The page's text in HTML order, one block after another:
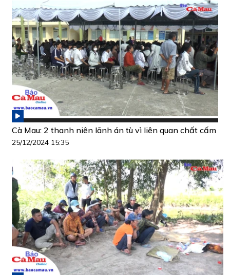
Cà Mau: 2 thanh niên lãnh án tù vì liên quan chất cấm
25/12/2024 15:35